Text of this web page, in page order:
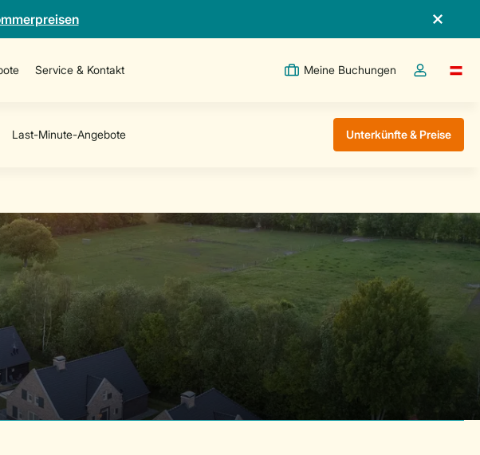
Service & Kontakt Meine Buchungen
Dropdown-
Unterkünfte & Preise